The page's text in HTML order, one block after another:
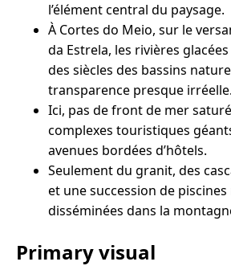
l’élément central du paysage.
À Cortes do Meio, sur le
da Estrela, les rivières
des siècles des bassins
transparence presque irréelle.
Ici, pas de front de mer
complexes touristiques
avenues bordées d’hôtels.
Seulement du granit, des
et une succession de
disséminées dans la
Primary visual